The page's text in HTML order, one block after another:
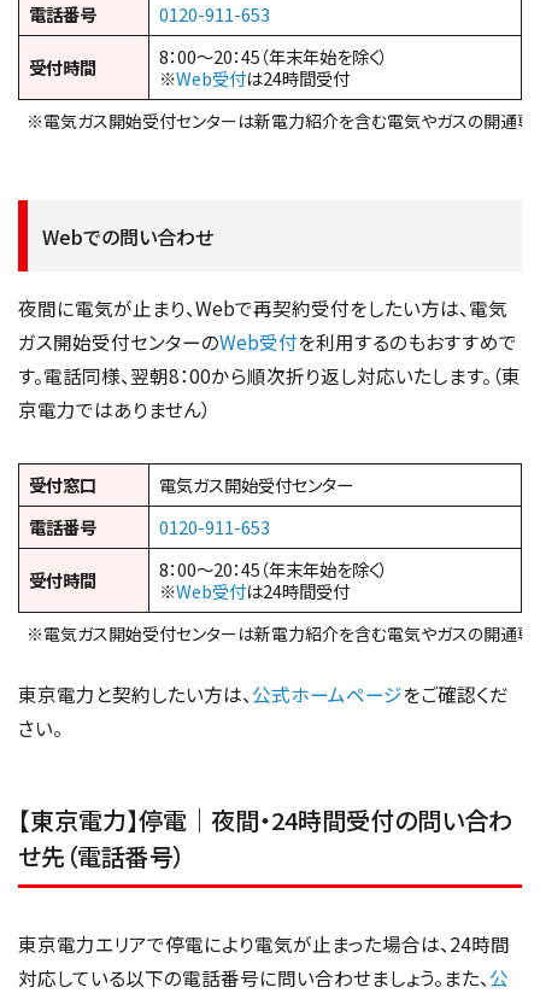
電話番号
0120-911-653
受付時間
8：00～20：45（年末年始を除く）
※Web受付は24時間受付
※電気ガス開始受付センターは新電力紹介を含む電気やガスの開通専
Webでの問い合わせ
夜間に電気が止まり、Webで再契約受付をしたい方は、電気
ガス開始受付センターのWeb受付を利用するのもおすすめで
す。電話同様、翌朝8：00から順次折り返し対応いたします。（東
京電力ではありません）
受付窓口
電気ガス開始受付センター
電話番号
0120-911-653
受付時間
8：00～20：45（年末年始を除く）
※Web受付は24時間受付
※電気ガス開始受付センターは新電力紹介を含む電気やガスの開通専
東京電力と契約したい方は、公式ホームページをご確認くだ
さい。
【東京電力】停電｜夜間・24時間受付の問い合わ
せ先（電話番号）
東京電力エリアで停電により電気が止まった場合は、24時間
対応している以下の電話番号に問い合わせましょう。また、公